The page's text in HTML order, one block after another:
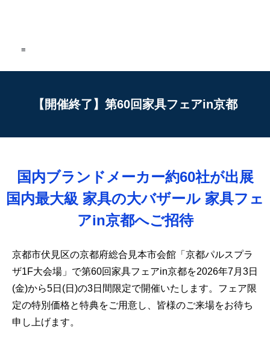
≡
【開催終了】第60回家具フェアin京都
国内ブランドメーカー約60社が出展
国内最大級 家具の大バザール 家具フェ
アin京都へご招待
京都市伏見区の京都府総合見本市会館「京都パルスプラ
ザ1F大会場」で第60回家具フェアin京都を2026年7月3日
(金)から5日(日)の3日間限定で開催いたします。フェア限
定の特別価格と特典をご用意し、皆様のご来場をお待ち
申し上げます。